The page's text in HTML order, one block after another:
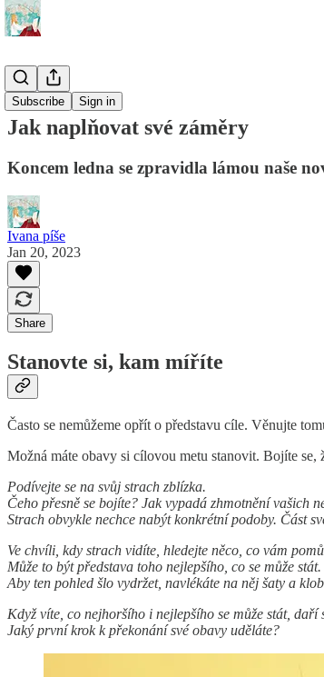
Subscribe Sign in
🪄 Tipy
Jak naplňovat své záměry
Koncem ledna se zpravidla lámou naše
Ivana píše
Jan 20, 2023
Share
Stanovte si, kam míříte
Často se nemůžeme opřít o představu cíle. Věnujte
Možná máte obavy si cílovou metu stanovit. Bojíte se,
Podívejte se na svůj strach zblízka.
Čeho přesně se bojíte? Jak vypadá zhmotnění vašich
Strach obvykle nechce nabýt konkrétní podoby. Část
Ve chvíli, kdy strach vidíte, hledejte něco, co vám
Může to být představa toho nejlepšího, co se může
Aby ten pohled šlo vydržet, navlékáte na něj šaty a
Když víte, co nejhoršího i nejlepšího se může stát,
Jaký první krok k překonání své obavy uděláte?